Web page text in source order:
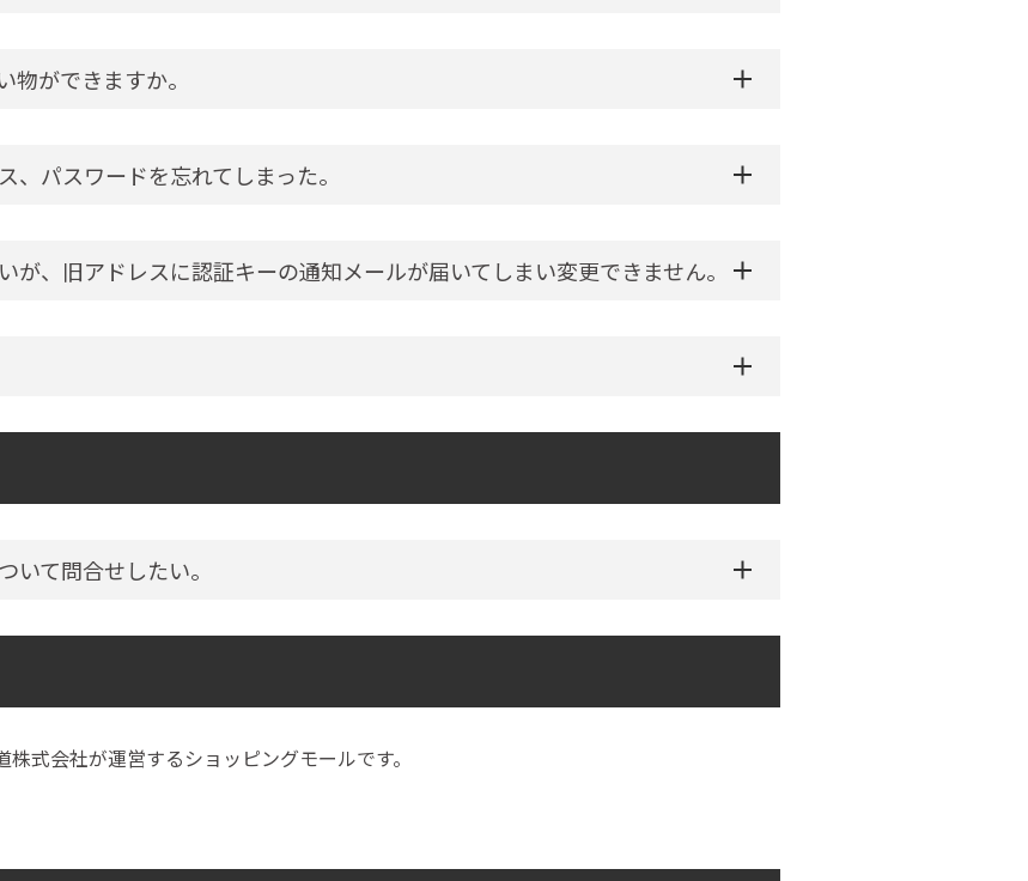
物ができますか。
、パスワードを忘れてしまった。
が、旧アドレスに認証キーの通知メールが届いてしまい変更できません。
いて問合せしたい。
式会社が運営するショッピングモールです。